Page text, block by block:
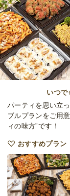
いつで
パーティを思い立
ブルプランをご用
ィの味方”です！
おすすめプラン